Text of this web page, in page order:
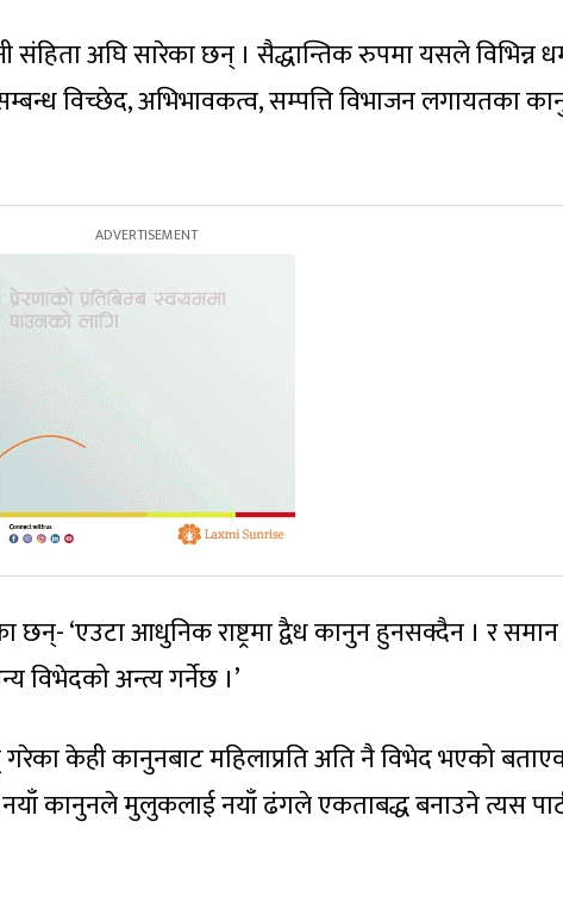
संहिता अघि सारेका छन् । सैद्धान्तिक रुपमा यसले विभिन्न
विच्छेद, अभिभावकत्व, सम्पत्ति विभाजन लगायतका
छन्- ‘एउटा आधुनिक राष्ट्रमा द्वैध कानुन हुनसक्दैन । र समान
विभेदको अन्त्य गर्नेछ ।’
केही कानुनबाट महिलाप्रति अति नै विभेद भएको
कानुनले मुलुकलाई नयाँ ढंगले एकताबद्ध बनाउने त्यस